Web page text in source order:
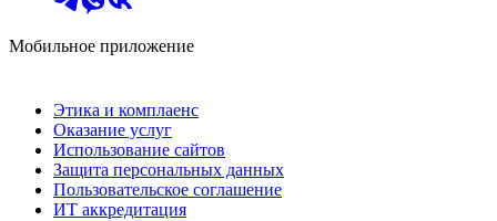
Мобильное приложение
Этика и комплаенс
Оказание услуг
Использование сайтов
Защита персональных данных
Пользовательское соглашение
ИТ аккредитация